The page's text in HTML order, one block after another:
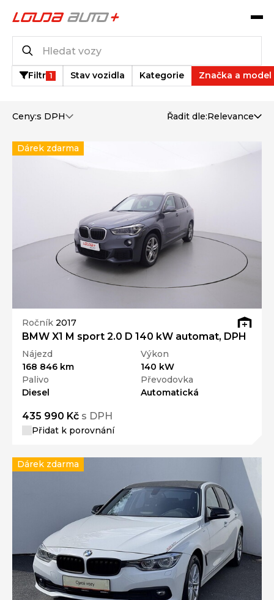
Filtr 1 Stav vozidla Kategorie Značka a model
Ceny:s DPH Řadit dle:Relevance
Ročník 2017
BMW X1 M sport 2.0 D 140 kW automat, DPH
Nájezd
168 846 km
Výkon
140 kW
Palivo
Diesel
Převodovka
Automatická
435 990 Kč s DPH
Přidat k porovnání
Dárek zdarma
Dárek zdarma